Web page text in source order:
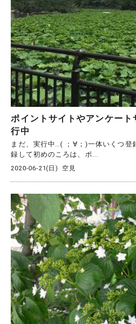
ポイントサイトやアンケート
行中
まだ、実行中…( ；∀；)一体いくつ登
録して初めのころは、ポ...
2020-06-21(日) 空見